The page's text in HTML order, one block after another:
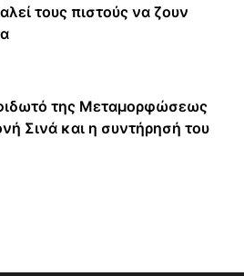
τους πιστούς να ζουν
της Μεταμορφώσεως
Σινά και η συντήρησή του